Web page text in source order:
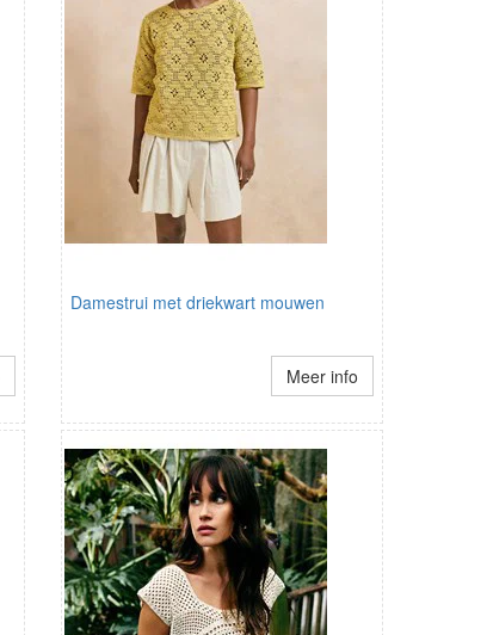
Damestrui met driekwart mouwen
Meer info